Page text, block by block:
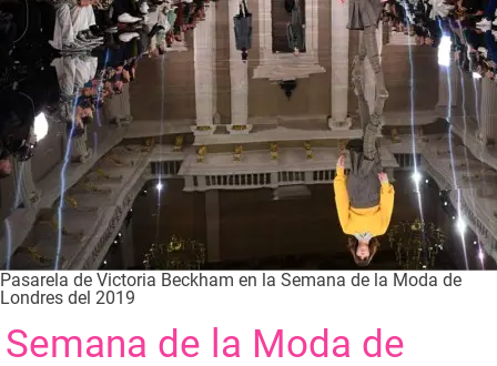
Pasarela de Victoria Beckham en la Semana de la Moda de
Londres del 2019
Semana de la Moda de